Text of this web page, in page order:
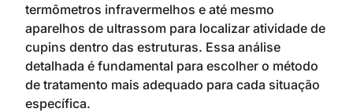
termômetros infravermelhos e até mesmo
aparelhos de ultrassom para localizar atividade de
cupins dentro das estruturas. Essa análise
detalhada é fundamental para escolher o método
de tratamento mais adequado para cada situação
específica.